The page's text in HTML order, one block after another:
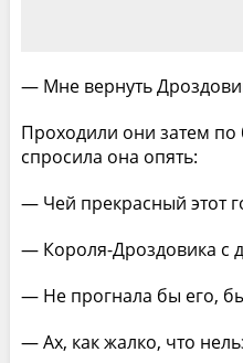
— Мне вернуть
Проходили они затем
спросила она опять:
— Чей прекрасный этот
— Короля-Дроздовика с
— Не прогнала бы его,
— Ах, как жалко, что